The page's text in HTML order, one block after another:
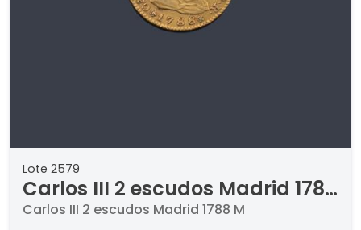
Lote 2579
Carlos III 2 escudos Madrid 1788
M
Carlos III 2 escudos Madrid 1788 M